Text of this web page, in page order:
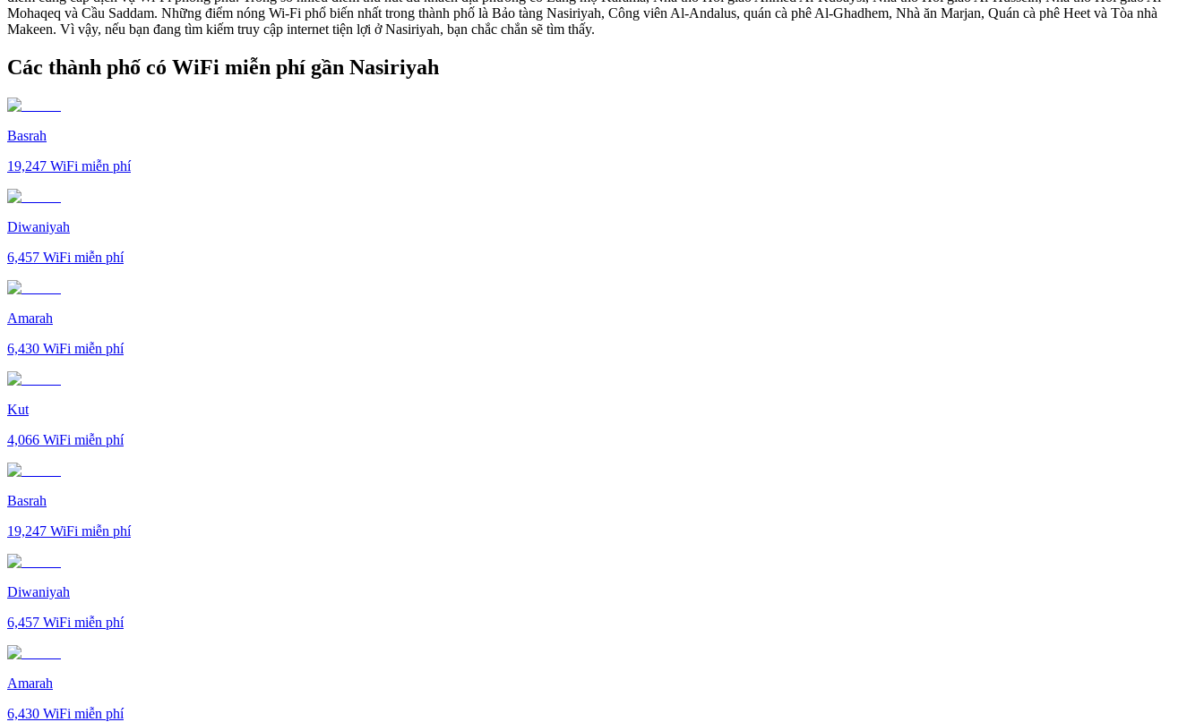
Mohaqeq và Cầu Saddam. Những điểm nóng Wi-Fi phổ biến nhất trong thành phố là Bảo tàng Nasiriyah, Công viên Al-Andalus, quán cà phê Al-Ghadhem, Nhà ăn Marjan, Quán cà phê Heet và Tòa nhà
Makeen. Vì vậy, nếu bạn đang tìm kiếm truy cập internet tiện lợi ở Nasiriyah, bạn chắc chắn sẽ tìm thấy.
Các thành phố có WiFi miễn phí gần Nasiriyah
Basrah
19,247 WiFi miễn phí
Diwaniyah
6,457 WiFi miễn phí
Amarah
6,430 WiFi miễn phí
Kut
4,066 WiFi miễn phí
Basrah
19,247 WiFi miễn phí
Diwaniyah
6,457 WiFi miễn phí
Amarah
6,430 WiFi miễn phí